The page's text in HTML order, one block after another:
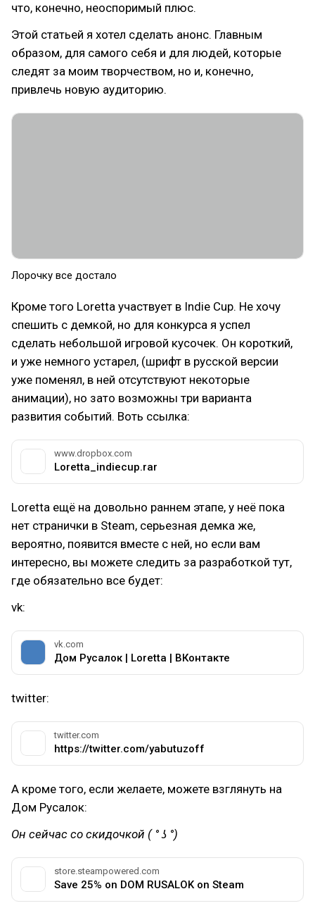
что, конечно, неоспоримый плюс.
Этой статьей я хотел сделать анонс. Главным
образом, для самого себя и для людей, которые
следят за моим творчеством, но и, конечно,
привлечь новую аудиторию.
Лорочку все достало
Кроме того Loretta участвует в Indie Cup. Не хочу
спешить с демкой, но для конкурса я успел
сделать небольшой игровой кусочек. Он короткий,
и уже немного устарел, (шрифт в русской версии
уже поменял, в ней отсутствуют некоторые
анимации), но зато возможны три варианта
развития событий. Воть ссылка:
www.dropbox.com
Loretta_indiecup.rar
Loretta ещё на довольно раннем этапе, у неё пока
нет странички в Steam, серьезная демка же,
вероятно, появится вместе с ней, но если вам
интересно, вы можете следить за разработкой тут,
где обязательно все будет:
vk:
vk.com
Дом Русалок | Loretta | ВКонтакте
twitter:
twitter.com
https://twitter.com/yabutuzoff
А кроме того, если желаете, можете взглянуть на
Дом Русалок:
Он сейчас со скидочкой ( ° ʖ °)
store.steampowered.com
Save 25% on DOM RUSALOK on Steam